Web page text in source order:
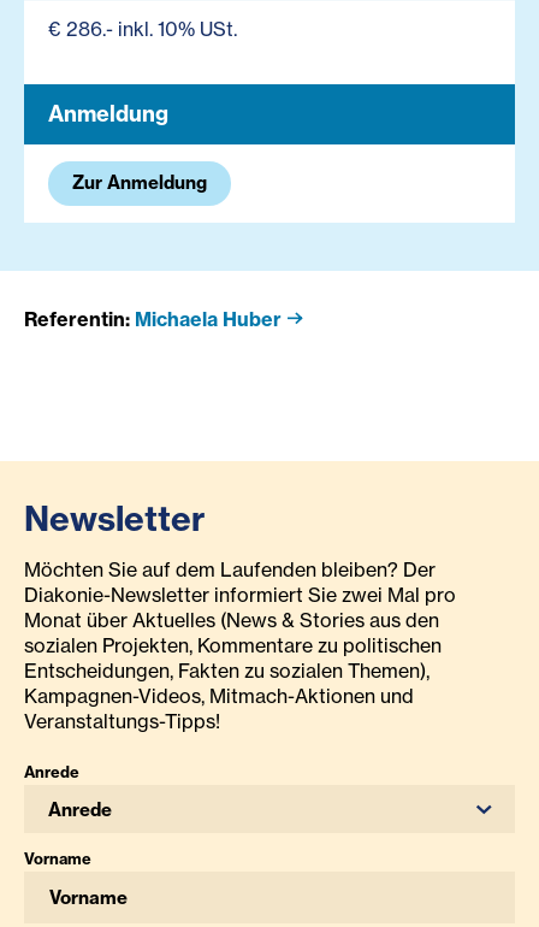
€ 286.- inkl. 10% USt.
Anmeldung
Zur Anmeldung
Referentin: Michaela Huber
Newsletter
Möchten Sie auf dem Laufenden bleiben? Der
Diakonie-Newsletter informiert Sie zwei Mal pro
Monat über Aktuelles (News & Stories aus den
sozialen Projekten, Kommentare zu politischen
Entscheidungen, Fakten zu sozialen Themen),
Kampagnen-Videos, Mitmach-Aktionen und
Veranstaltungs-Tipps!
Anrede
Anrede
Vorname